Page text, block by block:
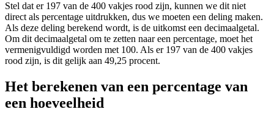
Stel dat er 197 van de 400 vakjes rood zijn, kunnen we dit niet
direct als percentage uitdrukken, dus we moeten een deling maken.
Als deze deling berekend wordt, is de uitkomst een decimaalgetal.
Om dit decimaalgetal om te zetten naar een percentage, moet het
vermenigvuldigd worden met 100. Als er 197 van de 400 vakjes
rood zijn, is dit gelijk aan 49,25 procent.
Het berekenen van een percentage van
een hoeveelheid